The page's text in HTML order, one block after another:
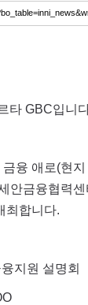
타 GBC입니
융 애로(현
안금융협력
최합니다.
지원 설명회